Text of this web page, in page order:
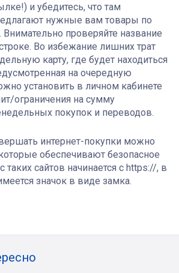
и убедитесь, что там
нужные вам товары по
проверяйте название
Во избежание лишних трат
карту, где будет находиться
на очередную
установить в личном кабинете
ограничения на сумму
покупок и переводов.
интернет-покупки можно
обеспечивают безопасное
таких сайтов начинается с https://, в
значок в виде замка.